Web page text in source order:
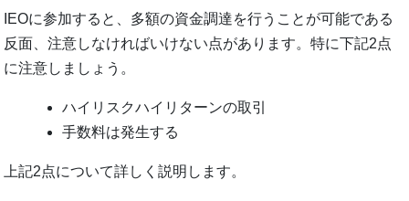
IEOに参加すると、多額の資金調達を行うことが可能である
反面、注意しなければいけない点があります。特に下記2点
に注意しましょう。
ハイリスクハイリターンの取引
手数料は発生する
上記2点について詳しく説明します。